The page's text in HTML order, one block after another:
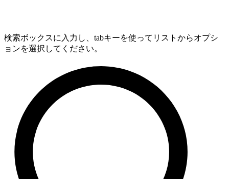
検索ボックスに入力し、tabキーを使ってリストからオプシ
ョンを選択してください。